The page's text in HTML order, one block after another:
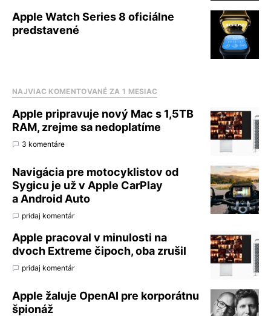
Apple Watch Series 8 oficiálne
predstavené
NAJVIAC KOMENTOVANÉ ZA 1 MESIAC
Apple pripravuje nový Mac s 1,5TB
RAM, zrejme sa nedoplatíme
3 komentáre
Navigácia pre motocyklistov od
Sygicu je už v Apple CarPlay
a Android Auto
pridaj komentár
Apple pracoval v minulosti na
dvoch Extreme čipoch, oba zrušil
pridaj komentár
Apple žaluje OpenAI pre korporátnu
špionáž